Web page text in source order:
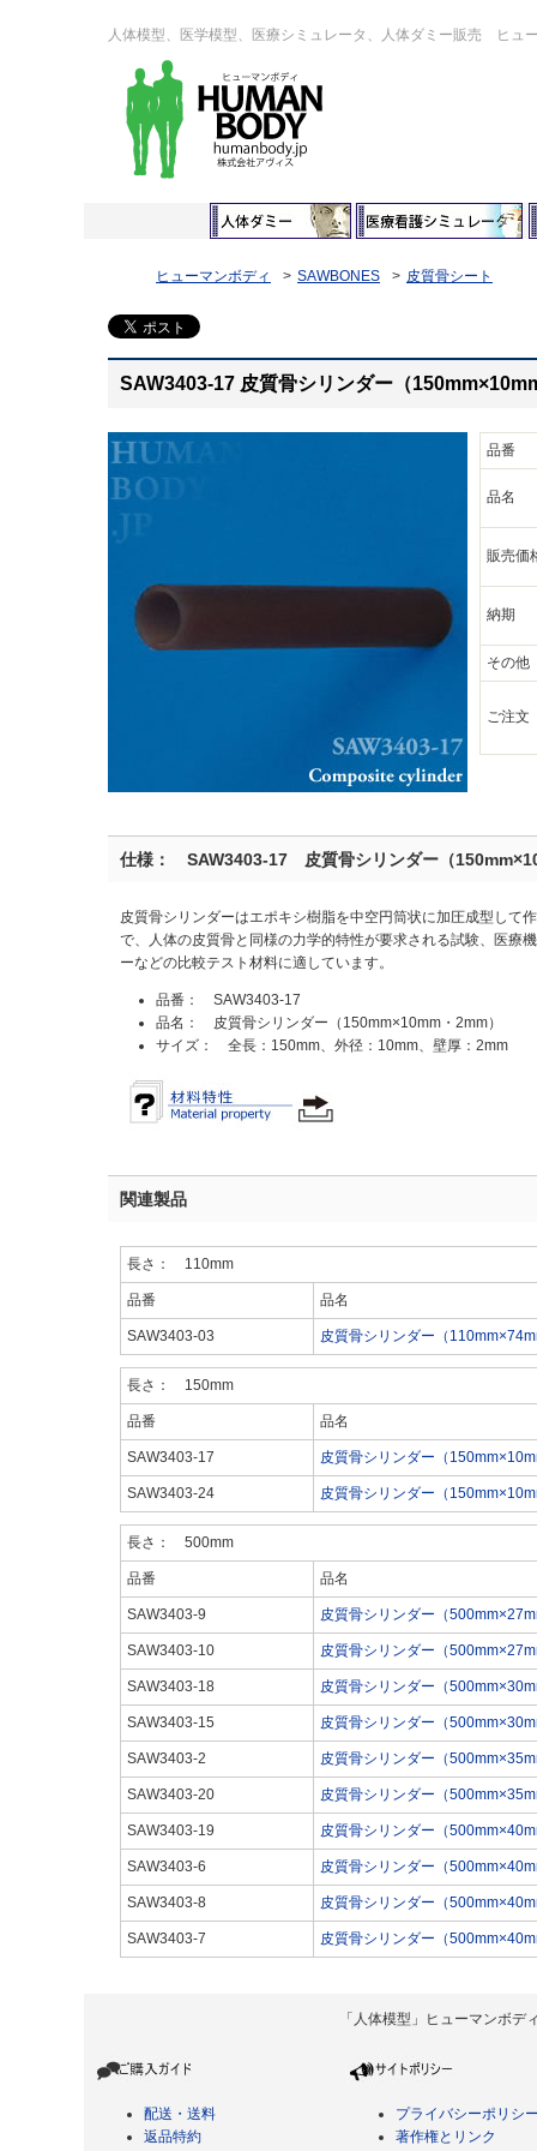
人体模型、医学模型、医療シミュレータ、人体ダミー販売 ヒュ
ヒューマンボディ SAWBONES 皮質骨シート
SAW3403-17 皮質骨シリンダー（
品番
品名
販売価
納期
その他
ご注文
仕様： SAW3403-17 皮質骨シリンダー（
皮質骨シリンダーはエポキシ樹脂を中空円筒状に加圧成型して
で、人体の皮質骨と同様の力学的特性が要求される試験、医療
ーなどの比較テスト材料に適しています。
品番： SAW3403-17
品名： 皮質骨シリンダー（150mm×10mm・2mm）
サイズ： 全長：150mm、外径：10mm、壁厚：2mm
関連製品
長さ： 110mm
品番 品名
SAW3403-03 皮質骨シリンダー（
長さ： 150mm
品番 品名
SAW3403-17 皮質骨シリンダー（
SAW3403-24 皮質骨シリンダー（
長さ： 500mm
品番 品名
SAW3403-9 皮質骨シリンダー（
SAW3403-10 皮質骨シリンダー（
SAW3403-18 皮質骨シリンダー（
SAW3403-15 皮質骨シリンダー（
SAW3403-2 皮質骨シリンダー（
SAW3403-20 皮質骨シリンダー（
SAW3403-19 皮質骨シリンダー（
SAW3403-6 皮質骨シリンダー（
SAW3403-8 皮質骨シリンダー（
SAW3403-7 皮質骨シリンダー（
「人体模型」ヒューマンボ
配送・送料
返品特約
プライバシーポリシ
著作権とリンク